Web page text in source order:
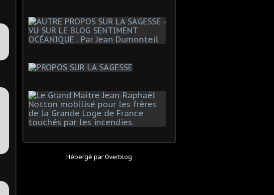
Hébergé parOverblog